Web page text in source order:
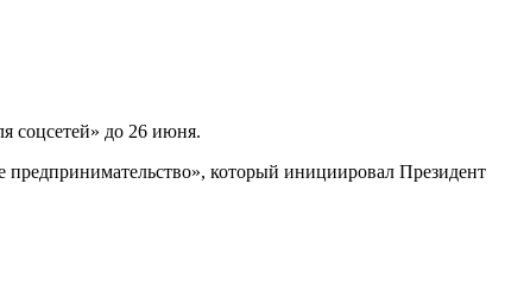
соцсетей» до 26 июня.
который инициировал Президент